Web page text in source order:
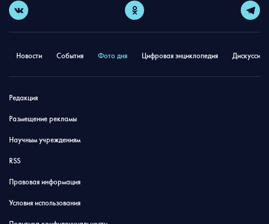
Новости События Фото дня Цифровая энциклопедия
Редакция
Размещение рекламы
Научным учреждениям
RSS
Правовая информация
Условия использования